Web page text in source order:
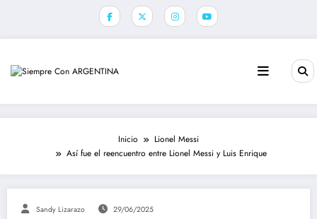
Inicio
Lionel Messi
Así fue el reencuentro entre Lionel Messi y Luis Enrique
Sandy Lizarazo 29/06/2025